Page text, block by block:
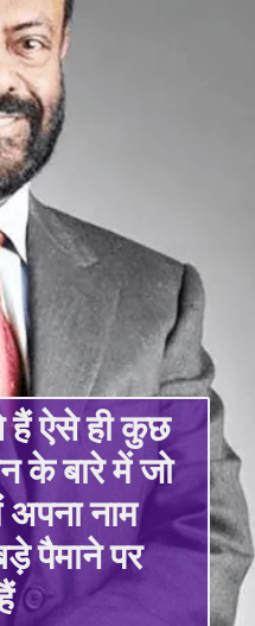
ऐसे ही कुछ
के बारे में जो
नाम
पैमाने पर